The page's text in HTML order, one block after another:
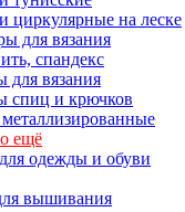
циркулярные на леске
для вязания
спандекс
для вязания
спиц и крючков
ещё
одежды и обуви
вышивания